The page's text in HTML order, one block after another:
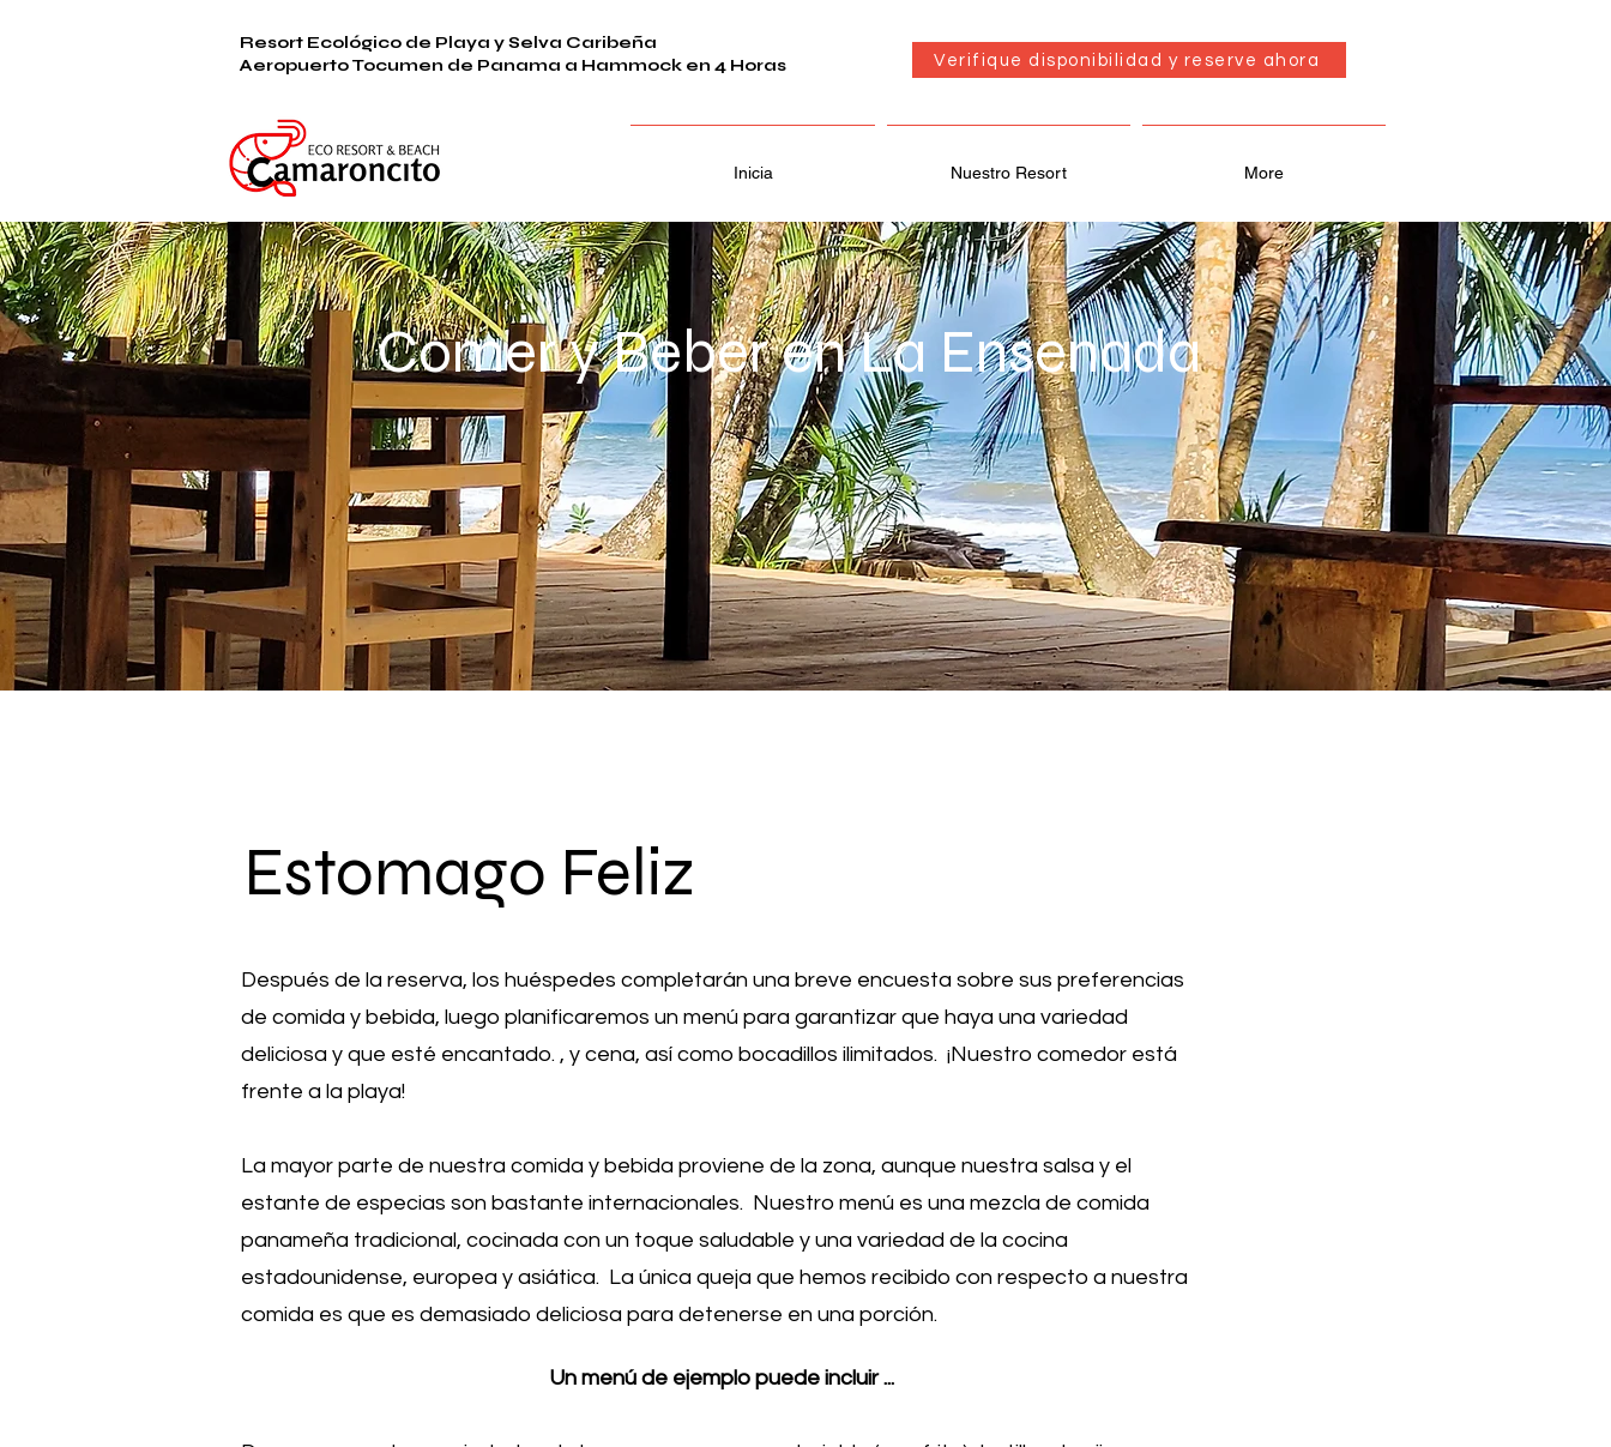
Resort Ecológico de Playa y Selva Caribeña
Aeropuerto Tocumen de Panama a Hammock en 4 Horas
Verifique disponibilidad y reserve ahora
Inicia Nuestro Resort More
Comer y Beber en La Ensenada
Estomago Feliz
Después de la reserva, los huéspedes completarán una breve encuesta sobre sus preferencias
de comida y bebida, luego planificaremos un menú para garantizar que haya una variedad
deliciosa y que esté encantado. , y cena, así como bocadillos ilimitados. ¡Nuestro comedor está
frente a la playa!
La mayor parte de nuestra comida y bebida proviene de la zona, aunque nuestra salsa y el
estante de especias son bastante internacionales. Nuestro menú es una mezcla de comida
panameña tradicional, cocinada con un toque saludable y una variedad de la cocina
estadounidense, europea y asiática. La única queja que hemos recibido con respecto a nuestra
comida es que es demasiado deliciosa para detenerse en una porción.
Un menú de ejemplo puede incluir ...